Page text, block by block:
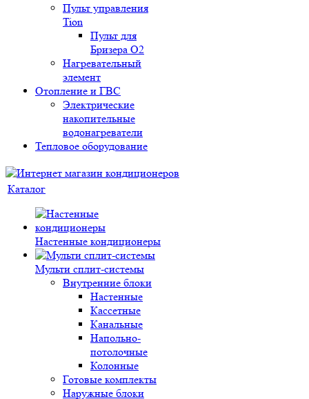
Пульт управления
Tion
Пульт для
Бризера O2
Нагревательный
элемент
Отопление и ГВС
Электрические
накопительные
водонагреватели
Тепловое оборудование
Каталог
Настенные кондиционеры
Мульти сплит-системы
Внутренние блоки
Настенные
Кассетные
Канальные
Напольно-
потолочные
Колонные
Готовые комплекты
Наружные блоки